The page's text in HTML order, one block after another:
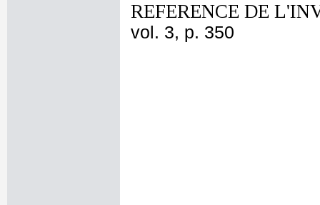
REFERENCE DE
vol. 3, p. 350